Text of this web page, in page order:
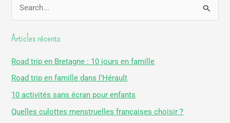
c
r
c
h
Articles récents
Road trip en Bretagne : 10 jours en famille
Road trip en famille dans l’Hérault
10 activités sans écran pour enfants
Quelles culottes menstruelles françaises choisir ?